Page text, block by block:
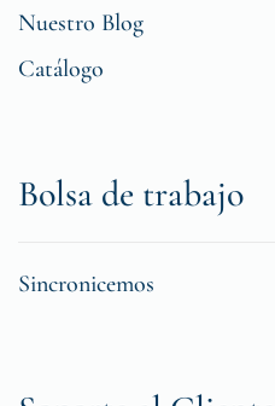
Nuestro Blog
Catálogo
Bolsa de trabajo
Sincronicemos